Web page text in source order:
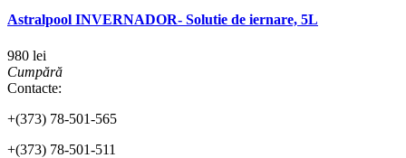
Astralpool INVERNADOR- Solutie de iernare, 5L
980 lei
Cumpără
Contacte:
+(373) 78-501-565
+(373) 78-501-511